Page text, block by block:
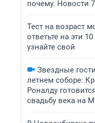
почему. Новости 7
Тест на возраст
ответьте на эти
узнайте свой
Звездные
летнем соборе:
Роналду
свадьбу века на